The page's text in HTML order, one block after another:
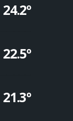
24.2º
22.5º
21.3º